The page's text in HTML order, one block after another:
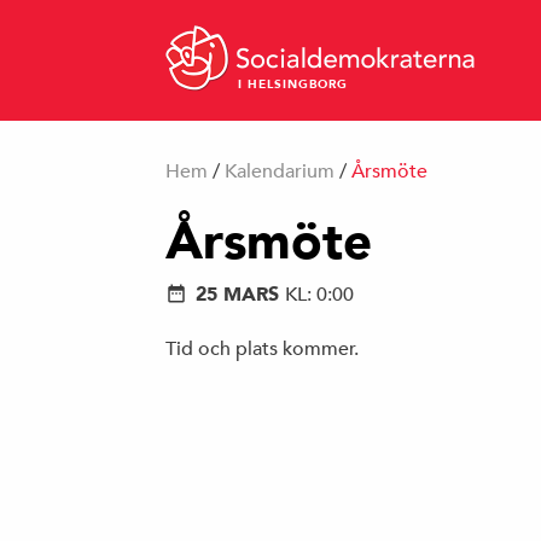
I HELSINGBORG
Hem / Kalendarium / Årsmöte
Årsmöte
25 MARS KL: 0:00
Tid och plats kommer.